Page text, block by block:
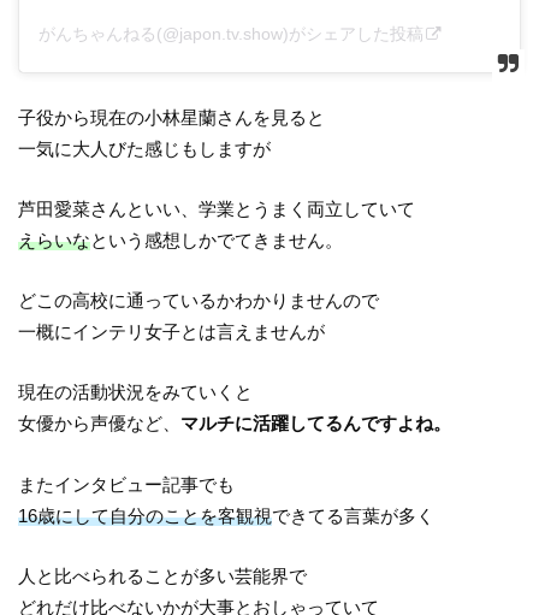
がんちゃんねる(@japon.tv.show)がシェアした投稿
子役から現在の小林星蘭さんを見ると
一気に大人びた感じもしますが
芦田愛菜さんといい、学業とうまく両立していて
えらいなという感想しかでてきません。
どこの高校に通っているかわかりませんので
一概にインテリ女子とは言えませんが
現在の活動状況をみていくと
女優から声優など、 マルチに活躍してるんですよね。
またインタビュー記事でも
16歳にして自分のことを客観視できてる言葉が多く
人と比べられることが多い芸能界で
どれだけ比べないかが大事とおしゃっていて